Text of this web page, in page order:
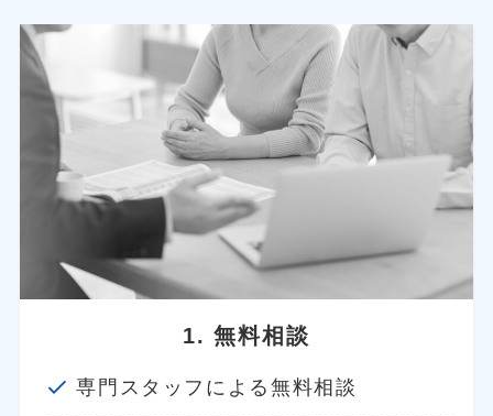
1. 無料相談
専門スタッフによる無料相談